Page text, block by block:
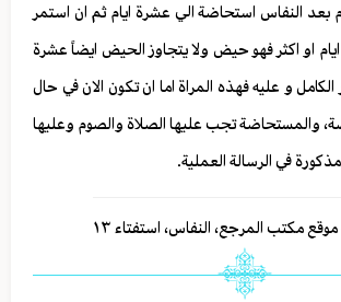
بعد النفاس استحاضة الي عشرة ايام ثم ان استمر
ايام او اكثر فهو حيض ولا يتجاوز الحيض ايضاً عشرة
الكامل و عليه فهذه المراة اما ان تكون الان في حال
والمستحاضة تجب عليها الصلاة والصوم وعليها
في الرسالة العملية.
مكتب المرجع، النفاس، استفتاء ١٣